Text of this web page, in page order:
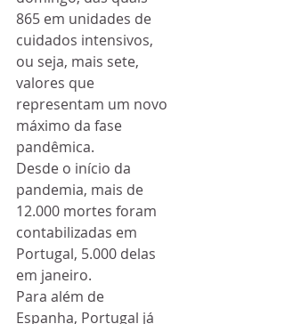
865 em unidades de
cuidados intensivos,
ou seja, mais sete,
valores que
representam um novo
máximo da fase
pandêmica.
Desde o início da
pandemia, mais de
12.000 mortes foram
contabilizadas em
Portugal, 5.000 delas
em janeiro.
Para além de
Espanha, Portugal já